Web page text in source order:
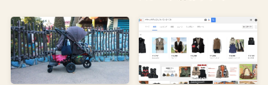
ディズニーランドでバギー
子育てベストの必要性